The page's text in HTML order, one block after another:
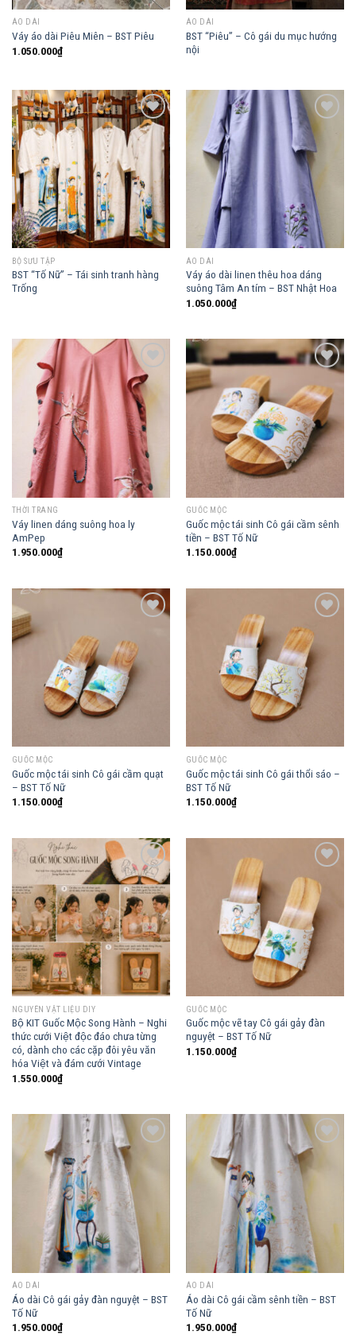
ÁO DÀI
Váy áo dài Piêu Miên – BST Piêu
1.050.000₫
ÁO DÀI
BST “Piêu” – Cô gái du mục hướng
nội
Add to
wishlist
BỘ SƯU TẬP
BST “Tố Nữ” – Tái sinh tranh hàng
Trống
Add to
wishlist
ÁO DÀI
Váy áo dài linen thêu hoa dáng
suông Tâm An tím – BST Nhật Hoa
1.050.000₫
Add to
wishlist
THỜI TRANG
Váy linen dáng suông hoa ly
AmPep
1.950.000₫
Add to
wishlist
GUỐC MỘC
Guốc mộc tái sinh Cô gái cầm sênh
tiền – BST Tố Nữ
1.150.000₫
Add to
GUỐC MỘC
Guốc mộc tái sinh Cô gái cầm quạt
– BST Tố Nữ
1.150.000₫
wishlist
GUỐC MỘC
Guốc mộc tái sinh Cô gái thổi sáo –
BST Tố Nữ
1.150.000₫
Add to
wishlist
NGUYÊN VẬT LIỆU DIY
Bộ KIT Guốc Mộc Song Hành – Nghi
thức cưới Việt độc đáo chưa từng
có, dành cho các cặp đôi yêu văn
hóa Việt và đám cưới Vintage
1.550.000₫
Add to
wishlist
GUỐC MỘC
Guốc mộc vẽ tay Cô gái gảy đàn
nguyệt – BST Tố Nữ
1.150.000₫
wishlist
ÁO DÀI
Áo dài Cô gái gảy đàn nguyệt – BST
Tố Nữ
1.950.000₫
ÁO DÀI
Áo dài Cô gái cầm sênh tiền – BST
Tố Nữ
1.950.000₫